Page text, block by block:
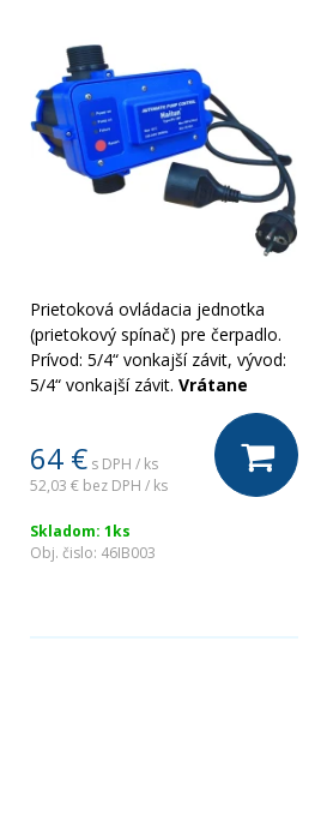
Prietoková ovládacia jednotka
(prietokový spínač) pre čerpadlo.
Prívod: 5/4“ vonkajší závit, vývod:
5/4“ vonkajší závit.Vrátane
64 € s DPH / ks
52,03 € bez DPH / ks
Skladom: 1ks
Obj. čislo: 46IB003